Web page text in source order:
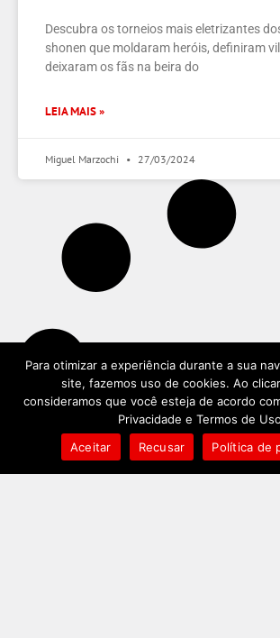
Descubra os torneios mais eletrizantes
shonen que moldaram heróis, definiram
deixaram os fãs na beira do
LEIA MAIS »
Miguel Marzochi 27/03/2024
Para otimizar a experiência durante a sua
site, fazemos uso de cookies. Ao
consideramos que você esteja de acordo
Privacidade e Termos de
Aceitar
Recusar Política de